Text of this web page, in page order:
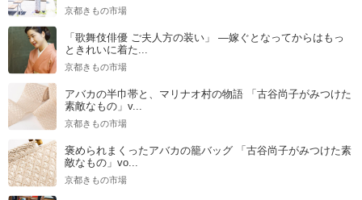
京都きもの市場
「歌舞伎俳優 ご夫人方の装い」 ―嫁ぐとなってからはもっ
ときれいに着た...
京都きもの市場
アバカの半巾帯と、マリナオ村の物語 「古谷尚子がみつけた
素敵なもの」v...
京都きもの市場
褒められまくったアバカの籠バッグ 「古谷尚子がみつけた素
敵なもの」vo...
京都きもの市場